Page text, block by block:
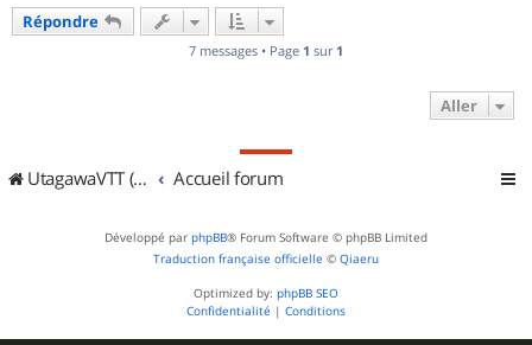
Répondre
7 messages • Page 1 sur 1
Aller
UtagawaVTT (Randos VTT et VTTAE avec traces GPS) Accueil forum
Développé par phpBB® Forum Software © phpBB Limited
Traduction française officielle © Qiaeru
Optimized by: phpBB SEO
Confidentialité | Conditions